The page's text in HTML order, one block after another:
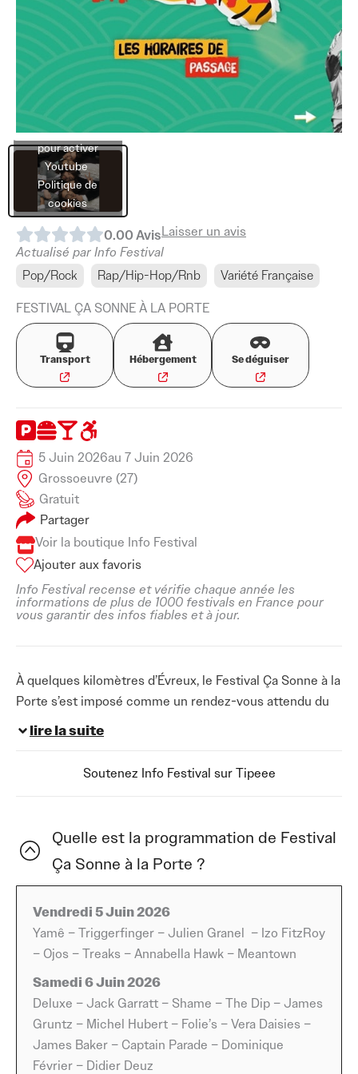
Cliquez sur
« J’accepte »
pour activer
Youtube
Politique de
cookies
J’accepte 0.00AvisLaisser un avis
Actualisé par Info Festival
Pop/Rock
Rap/Hip-Hop/Rnb
Variété Française
FESTIVAL ÇA SONNE À LA PORTE
Transport Hébergement Se déguiser
5 Juin 2026au 7 Juin 2026
Grossoeuvre (27)
Gratuit
Partager
Voir la boutique Info Festival
Ajouter aux favoris
Info Festival recense et vérifie chaque année les
informations de plus de 1000 festivals en France pour
vous garantir des infos fiables et à jour.
À quelques kilomètres d’Évreux, le Festival Ça Sonne à la
Porte s’est imposé comme un rendez-vous attendu du
début d’été en Normandie. Installé à Grossoeuvre, dans
l’Eure, cet événement à taille humaine réunit chaque
année des artistes venus d’univers différents et un
public curieux de découvrir des propositions musicales
Le festival en Normandie mise sur une programmation
éclectique qui fait cohabiter têtes d’affiche reconnues,
talents émergents et découvertes venues de France
comme de l’international. Cette diversité artistique
constitue l’une des signatures de Ça Sonne à la Porte.
Les festivaliers peuvent ainsi passer d’un projet porté
par la chanson contemporaine à des sonorités rock, soul,
hip-hop, pop, funk ou encore alternatives au fil du week-
end.
L’édition 2026 illustre parfaitement cet esprit
lire la suite
Soutenez Info Festival sur Tipeee
Quelle est la programmation de Festival
Ça Sonne à la Porte ?
Vendredi 5 Juin 2026
Yamê – Triggerfinger – Julien Granel – Izo FitzRoy
– Ojos – Treaks – Annabella Hawk – Meantown
Samedi 6 Juin 2026
Deluxe – Jack Garratt – Shame – The Dip – James
Gruntz – Michel Hubert – Folie’s – Vera Daisies –
James Baker – Captain Parade – Dominique
Février – Didier Deuz